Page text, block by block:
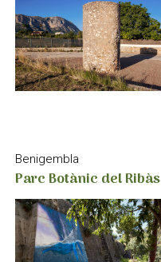
Benigembla
Parc Botànic del Ribàs